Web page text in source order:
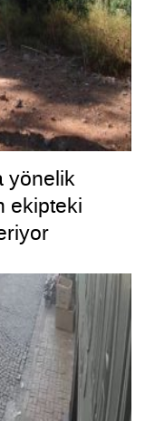
yönelik
ekipteki